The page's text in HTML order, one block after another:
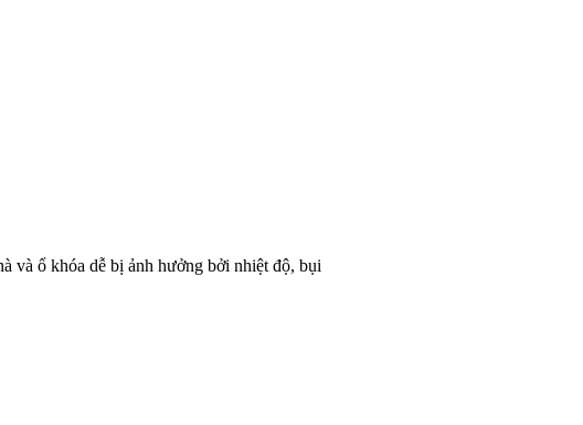
và ổ khóa dễ bị ảnh hưởng bởi nhiệt độ, bụi